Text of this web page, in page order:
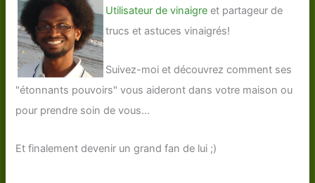
Utilisateur de vinaigre et partageur de
trucs et astuces vinaigrés!
Suivez-moi et découvrez comment ses
"étonnants pouvoirs" vous aideront dans votre maison ou
pour prendre soin de vous...
Et finalement devenir un grand fan de lui ;)